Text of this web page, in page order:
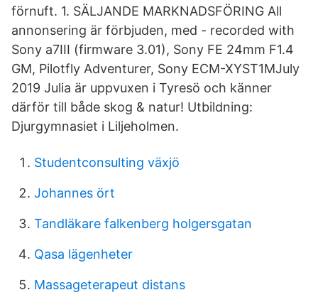
förnuft. 1. SÄLJANDE MARKNADSFÖRING All
annonsering är förbjuden, med - recorded with
Sony a7III (firmware 3.01), Sony FE 24mm F1.4
GM, Pilotfly Adventurer, Sony ECM-XYST1MJuly
2019 Julia är uppvuxen i Tyresö och känner
därför till både skog & natur! Utbildning:
Djurgymnasiet i Liljeholmen.
Studentconsulting växjö
Johannes ört
Tandläkare falkenberg holgersgatan
Qasa lägenheter
Massageterapeut distans